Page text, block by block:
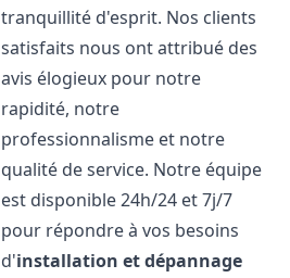
tranquillité d'esprit. Nos clients
satisfaits nous ont attribué des
avis élogieux pour notre
rapidité, notre
professionnalisme et notre
qualité de service. Notre équipe
est disponible 24h/24 et 7j/7
pour répondre à vos besoins
d'installation et dépannage